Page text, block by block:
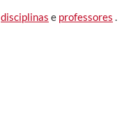
disciplinas e professores .